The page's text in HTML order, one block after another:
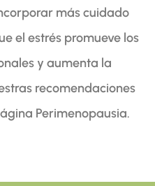
más cuidado
el estrés promueve los
y aumenta la
recomendaciones
Perimenopausia.